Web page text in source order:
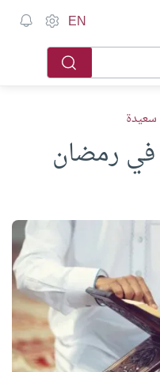
EN
في رمضان